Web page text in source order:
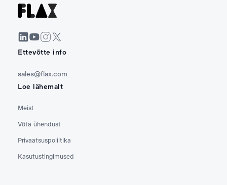
Ettevõtte info
sales@flax.com
Loe lähemalt
Meist
Võta ühendust
Privaatsuspoliitika
Kasutustingimused